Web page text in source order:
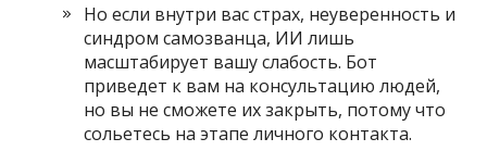
Но если внутри вас страх, неуверенность и
синдром самозванца, ИИ лишь
масштабирует вашу слабость. Бот
приведет к вам на консультацию людей,
но вы не сможете их закрыть, потому что
сольетесь на этапе личного контакта.